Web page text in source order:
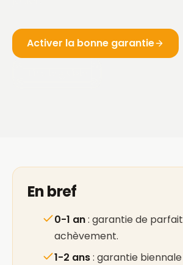
Activer la bonne garantie
En bref
0-1 an: garantie de parfait
achèvement.
1-2 ans: garantie biennale